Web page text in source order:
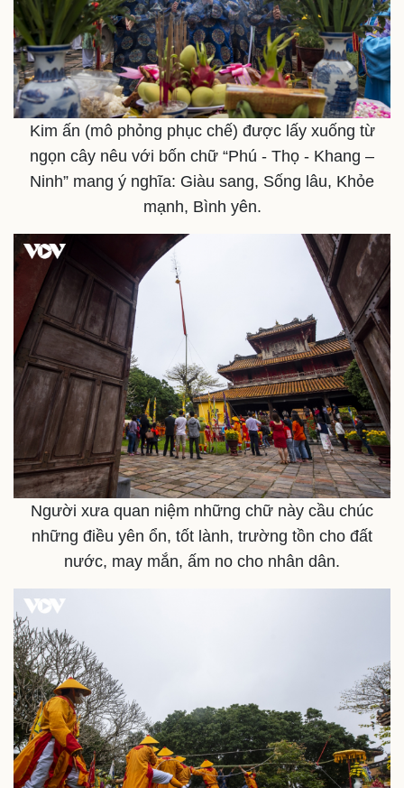
Thể thao
Bóng đá
Lịch thi đấu bóng đá
Thế giới thể thao
eSports
Hậu trường
Ô tô - Xe máy
Kim ấn (mô phỏng phục chế) được lấy xuống từ
ngọn cây nêu với bốn chữ “Phú - Thọ - Khang –
Ninh” mang ý nghĩa: Giàu sang, Sống lâu, Khỏe
mạnh, Bình yên.
Người xưa quan niệm những chữ này cầu chúc
những điều yên ổn, tốt lành, trường tồn cho đất
nước, may mắn, ấm no cho nhân dân.